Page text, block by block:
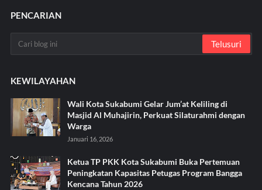
PENCARIAN
KEWILAYAHAN
Wali Kota Sukabumi Gelar Jum’at Keliling di
Masjid Al Muhajirin, Perkuat Silaturahmi dengan
Warga
Januari 16, 2026
Ketua TP PKK Kota Sukabumi Buka Pertemuan
Peningkatan Kapasitas Petugas Program Bangga
Kencana Tahun 2026